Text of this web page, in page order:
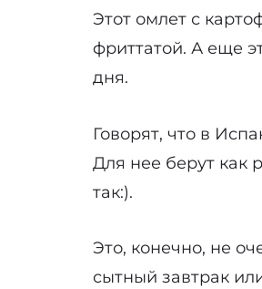
Этот омлет с
фриттатой. А еще
дня.
Говорят, что в
Для нее берут как
так:).
Это, конечно, не
сытный завтрак